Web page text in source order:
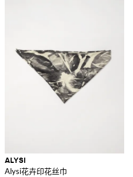
ALYSI
Alysi花卉印花丝巾